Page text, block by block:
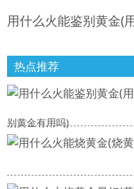
用什么火能鉴别黄金(
热点推荐
别黄金有用吗)